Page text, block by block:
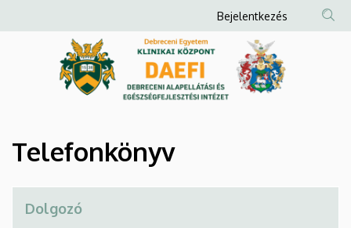
Debreceni
és
Egészségfejlesztési
Intézet
a
Anonim
Felhasználói
fiók
menüje
Bejelentkezés
Telefonkönyv